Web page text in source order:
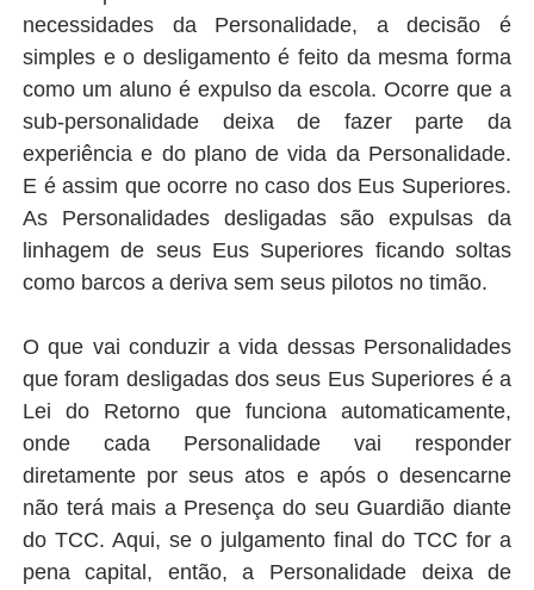
necessidades da Personalidade, a decisão é
simples e o desligamento é feito da mesma forma
como um aluno é expulso da escola. Ocorre que a
sub-personalidade deixa de fazer parte da
experiência e do plano de vida da Personalidade.
E é assim que ocorre no caso dos Eus Superiores.
As Personalidades desligadas são expulsas da
linhagem de seus Eus Superiores ficando soltas
como barcos a deriva sem seus pilotos no timão.
O que vai conduzir a vida dessas Personalidades
que foram desligadas dos seus Eus Superiores é a
Lei do Retorno que funciona automaticamente,
onde cada Personalidade vai responder
diretamente por seus atos e após o desencarne
não terá mais a Presença do seu Guardião diante
do TCC. Aqui, se o julgamento final do TCC for a
pena capital, então, a Personalidade deixa de